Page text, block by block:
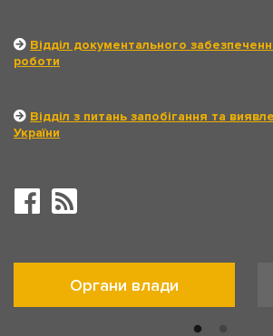
Відділ документального
роботи
Відділ з питань запобігання та
України
Органи влади